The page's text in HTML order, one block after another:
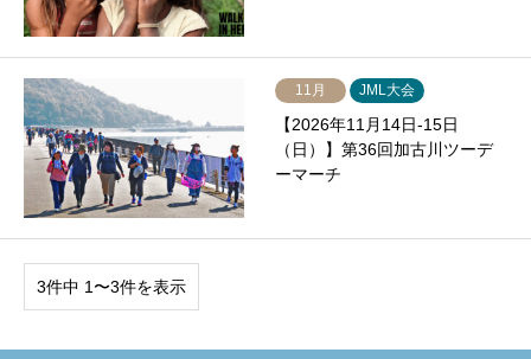
11月 JML大会
【2026年11月14日-15日
（日）】第36回加古川ツーデ
ーマーチ
3件中 1〜3件を表示